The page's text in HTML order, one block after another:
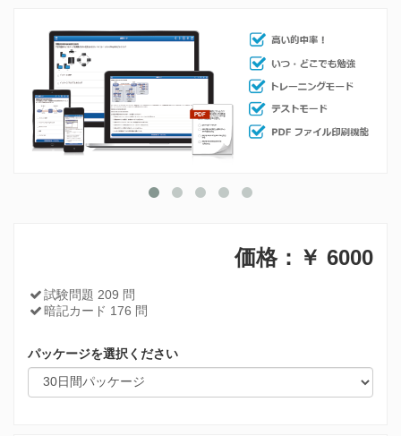
価格：￥ 6000
試験問題 209 問
暗記カード 176 問
パッケージを選択ください